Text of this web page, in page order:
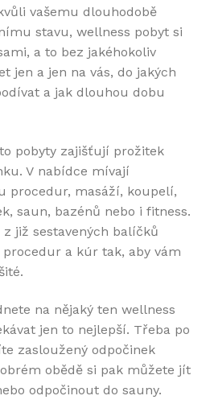
vašemu dlouhodobě
stavu, wellness pobyt si
a to bez jakéhokoliv
jen a jen na vás, do jakých
a jak dlouhou dobu
pobyty zajišťují prožitek
V nabídce mívají
procedur, masáží, koupelí,
saun, bazénů nebo i fitness.
již sestavených balíčků
a kúr tak, aby vám
na nějaký ten wellness
jen to nejlepší. Třeba po
zasloužený odpočinek
obědě si pak můžete jít
odpočinout do sauny.